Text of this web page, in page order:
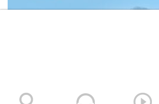
– صالح عبدالله صالح جوين (أبو خليل)